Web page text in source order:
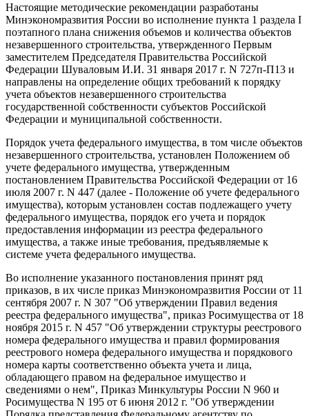
Настоящие методические рекомендации разработаны
Минэкономразвития России во исполнение пункта 1 раздела I
поэтапного плана снижения объемов и количества объектов
незавершенного строительства, утвержденного Первым
заместителем Председателя Правительства Российской
Федерации Шуваловым И.И. 31 января 2017 г. N 727п-П13 и
направлены на определение общих требований к порядку
учета объектов незавершенного строительства
государственной собственности субъектов Российской
Федерации и муниципальной собственности.
Порядок учета федерального имущества, в том числе объектов
незавершенного строительства, установлен Положением об
учете федерального имущества, утвержденным
постановлением Правительства Российской Федерации от 16
июля 2007 г. N 447 (далее - Положение об учете федерального
имущества), которым установлен состав подлежащего учету
федерального имущества, порядок его учета и порядок
предоставления информации из реестра федерального
имущества, а также иные требования, предъявляемые к
системе учета федерального имущества.
Во исполнение указанного постановления принят ряд
приказов, в их числе приказ Минэкономразвития России от 11
сентября 2007 г. N 307 "Об утверждении Правил ведения
реестра федерального имущества", приказ Росимущества от 18
ноября 2015 г. N 457 "Об утверждении структуры реестрового
номера федерального имущества и правил формирования
реестрового номера федерального имущества и порядкового
номера карты соответственно объекта учета и лица,
обладающего правом на федеральное имущество и
сведениями о нем", Приказ Минкультуры России N 960 и
Росимущества N 195 от 6 июня 2012 г. "Об утверждении